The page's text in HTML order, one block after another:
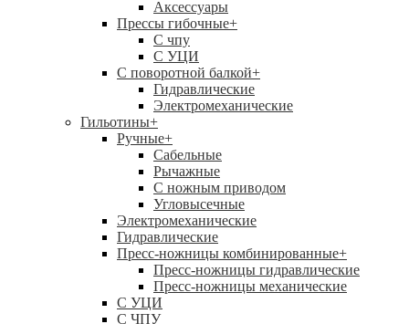
Аксессуары
Прессы гибочные+
C чпу
С УЦИ
С поворотной балкой+
Гидравлические
Электромеханические
Гильотины+
Ручные+
Сабельные
Рычажные
С ножным приводом
Угловысечные
Электромеханические
Гидравлические
Пресс-ножницы комбинированные+
Пресс-ножницы гидравлические
Пресс-ножницы механические
С УЦИ
С ЧПУ